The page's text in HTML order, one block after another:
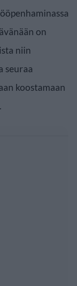
on
niin
seuraa
koostamaan